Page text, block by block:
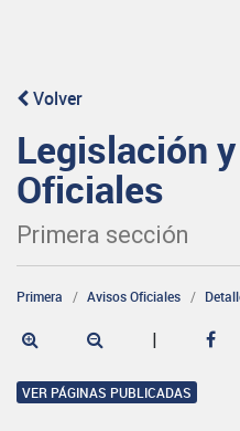
Volver
Legislación
Oficiales
Primera sección
Primera Avisos Oficiales
|
VER PÁGINAS PUBLICADAS